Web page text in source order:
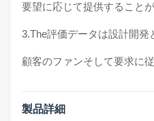
要望に応じて提供することが
3.The評価データは設計開発
顧客のファンそして要求に
製品詳細